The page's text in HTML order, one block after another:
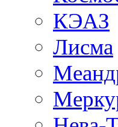
КЭАЗ
Лисма